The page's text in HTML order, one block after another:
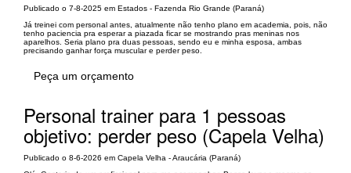
Publicado o 7-8-2025 em Estados - Fazenda Rio Grande (Paraná)
Já treinei com personal antes, atualmente não tenho plano em academia, pois, não
tenho paciencia pra esperar a piazada ficar se mostrando pras meninas nos
aparelhos. Seria plano pra duas pessoas, sendo eu e minha esposa, ambas
precisando ganhar força muscular e perder peso.
Peça um orçamento
Personal trainer para 1 pessoas
objetivo: perder peso (Capela Velha)
Publicado o 8-6-2026 em Capela Velha - Araucária (Paraná)